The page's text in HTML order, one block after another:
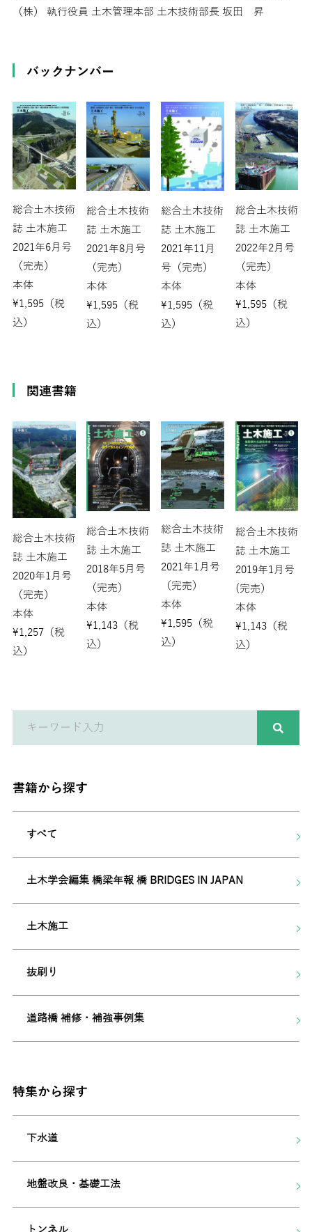
（株） 執行役員 土木管理本部 土木技術部長 坂田 昇
バックナンバー
総合土木技術
誌 土木施工
2021年6月号
（完売）
本体
¥1,595（税
込）
総合土木技術
誌 土木施工
2021年8月号
（完売）
本体
¥1,595 （税
込）
総合土木技術
誌 土木施工
2021年11月
号（完売）
本体
¥1,595（税
込）
総合土木技術
誌 土木施工
2022年2月号
（完売）
本体
¥1,595（税
込）
関連書籍
総合土木技術
誌 土木施工
2020年1月号
（完売）
本体
¥1,257（税
込）
総合土木技術
誌 土木施工
2018年5月号
（完売）
本体
¥1,143 （税
込）
総合土木技術
誌 土木施工
2021年1月号
（完売）
本体
¥1,595（税
込）
総合土木技術
誌 土木施工
2019年1月号
(完売）
本体
¥1,143（税
込）
書籍から探す
すべて
土木学会編集 橋梁年報 橋 BRIDGES IN JAPAN
土木施工
抜刷り
道路橋 補修・補強事例集
特集から探す
下水道
地盤改良・基礎工法